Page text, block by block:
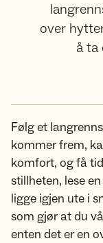
over
å ta
Følg et
kommer frem,
komfort, og få
stillheten, lese
ligge igjen ute i
som gjør at du
enten det er en